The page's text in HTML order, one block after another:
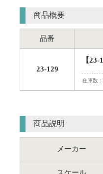
商品概要
品番
23-129
【
在庫数
商品説明
メーカー